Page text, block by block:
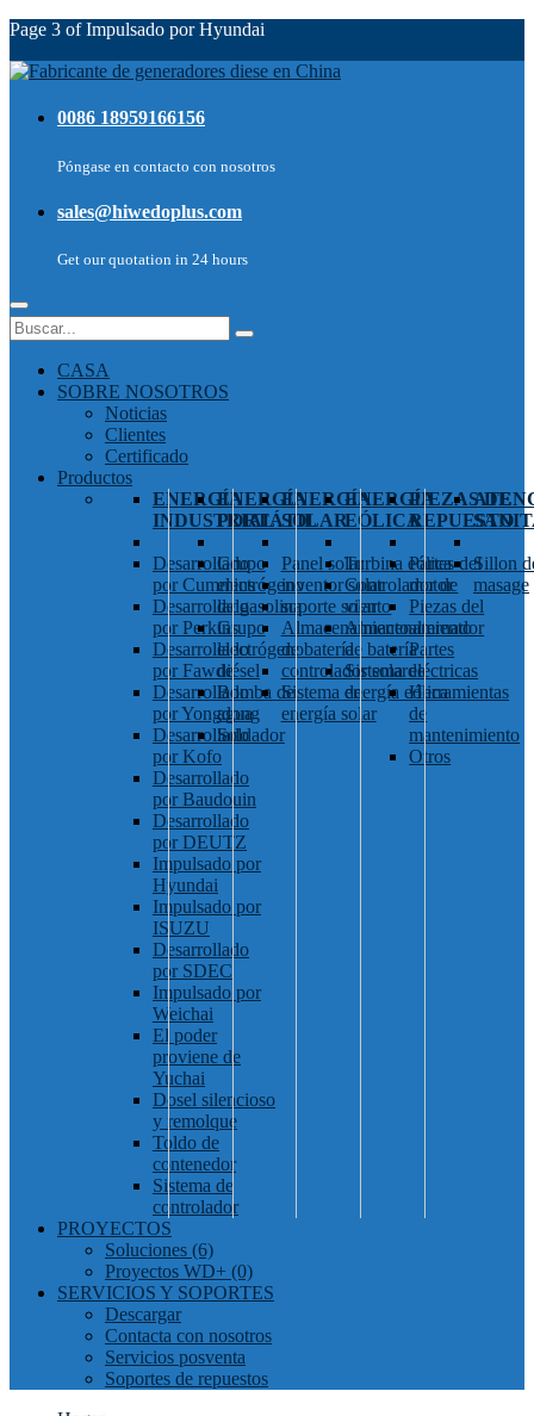
Page 3 of Impulsado por Hyundai
0086 18959166156
Póngase en contacto con nosotros
sales@hiwedoplus.com
Get our quotation in 24 hours
CASA
SOBRE NOSOTROS
Noticias
Clientes
Certificado
Productos
ENERGÍA
INDUSTRIAL
Desarrollado
por Cummins
Desarrollado
por Perkins
Desarrollado
por Fawde
Desarrollado
por Yongdong
Desarrollado
por Kofo
Desarrollado
por Baudouin
Desarrollado
por DEUTZ
Impulsado por
Hyundai
Impulsado por
ISUZU
Desarrollado
por SDEC
Impulsado por
Weichai
El poder
proviene de
Yuchai
Dosel silencioso
y remolque
Toldo de
contenedor
Sistema de
controlador
ENERGÍA
PORTÁTIL
Grupo
electrógeno
de gasolina
Grupo
electrógeno
diésel
Bomba de
agua
Soldador
ENERGÍA
SOLAR
Panel solar
inventor solar
soporte solar
Almacenamiento
de batería
controlador solar
Sistema de
energía solar
ENERGÍA
EÓLICA
Turbina eólica
Controlador de
viento
Almacenamiento
de batería
Sistema de
energía eólica
PIEZAS DE
REPUESTO
Partes del
motor
Piezas del
alternador
Partes
eléctricas
Herramientas
de
mantenimiento
Otros
Sillon
masage
PROYECTOS
Soluciones (6)
Proyectos WD+ (0)
SERVICIOS Y SOPORTES
Descargar
Contacta con nosotros
Servicios posventa
Soportes de repuestos